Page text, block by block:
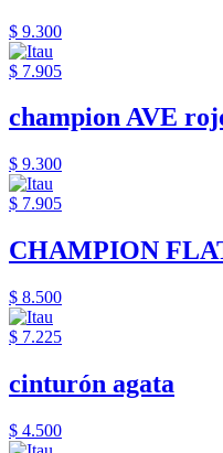
$ 9.300
$ 7.905
champion AVE
$ 9.300
$ 7.905
CHAMPION
$ 8.500
$ 7.225
cinturón agata
$ 4.500